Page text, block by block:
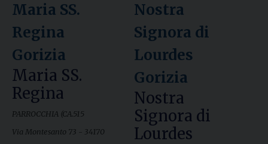
Maria SS.
Regina
Gorizia
Maria SS.
Regina
PARROCCHIA (CA.515
Via Montesanto 73 - 34170
Nostra
Signora di
Lourdes
Gorizia
Nostra
Signora di
Lourdes